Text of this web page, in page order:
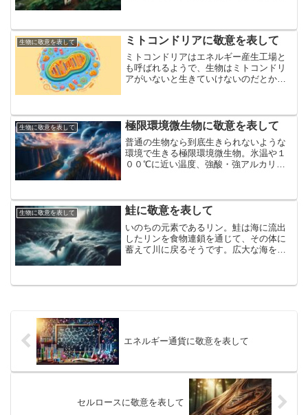
トーンに敬意を表して
生物に敬意を表して ミトコンドリアに敬意を表して
ミトコンドリアはエネルギー産生工場と
も呼ばれるようで、生物はミトコンドリ
アがいないと生きていけないのだとか。
か。ミトコンドリアに敬意を表して
生物に敬意を表して 極限環境微生物に敬意を表して
普通の生物なら到底生きられないような
環境で生きる極限環境微生物。氷温や１
００℃に近い温度、強酸・強アルカリ
物が生息して繋がっている極限環境微生
物に敬意を表して
生物に敬意を表して 鮭に敬意を表して
いのちの元素であるリン。鮭は海に流出
したリンを食物連鎖を通じて、その体に
蓄えて川に戻るそうです。広大な海を巡
エネルギー通貨に敬意を表して
セルロースに敬意を表して